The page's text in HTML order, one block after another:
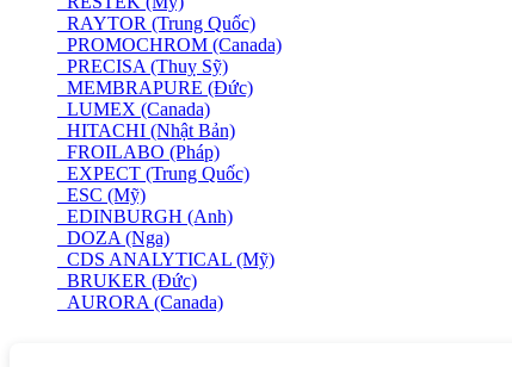
RAYTOR (Trung Quốc)
PROMOCHROM (Canada)
PRECISA (Thuỵ Sỹ)
MEMBRAPURE (Đức)
LUMEX (Canada)
HITACHI (Nhật Bản)
FROILABO (Pháp)
EXPECT (Trung Quốc)
ESC (Mỹ)
EDINBURGH (Anh)
DOZA (Nga)
CDS ANALYTICAL (Mỹ)
BRUKER (Đức)
AURORA (Canada)